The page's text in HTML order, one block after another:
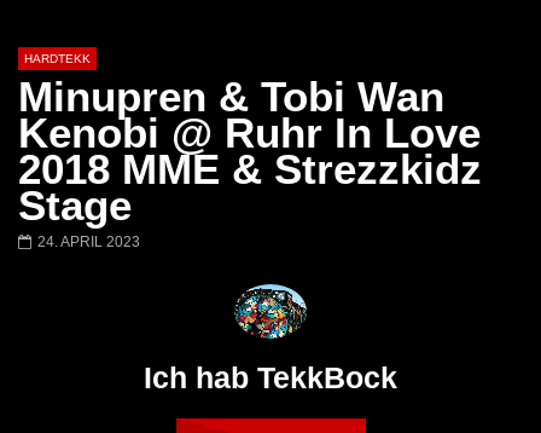
Später
H4U | Minupren vs Craig Mortalis
@ altes Militärgelände
00:52:44
HARDTEKK
Minupren & Tobi Wan
Kenobi @ Ruhr In Love
2018 MME & Strezzkidz
Stage
24. APRIL 2023
Ich hab TekkBock